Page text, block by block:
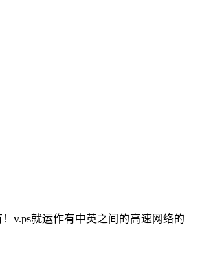
v.ps就运作有中英之间的高速网络的